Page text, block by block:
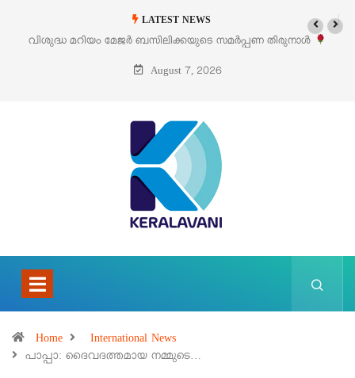
LATEST NEWS
വിശുദ്ധ മറിയം മേജർ ബസിലിക്കയുടെ സമർപ്പണ തിരുനാൾ
ഓഗസ്റ്റ് 5 –
August 7, 2026
Home
International News
പാപ്പാ: ദൈവദത്തമായ നമ്മുടെ…